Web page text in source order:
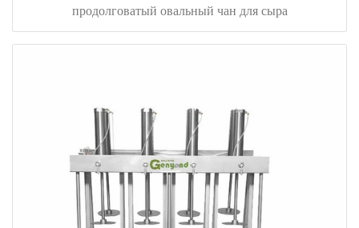
продолговатый овальный чан для сыра